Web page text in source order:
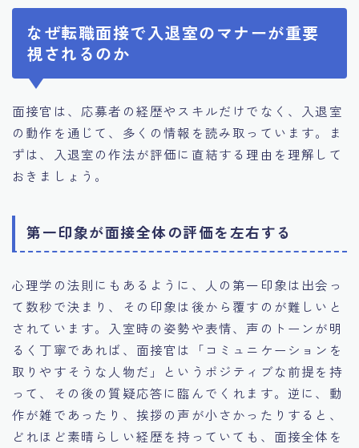
なぜ転職面接で入退室のマナーが重要
視されるのか
面接官は、応募者の経歴やスキルだけでなく、入退室
の動作を通じて、多くの情報を読み取っています。ま
ずは、入退室の作法が評価に直結する理由を理解して
おきましょう。
第一印象が面接全体の評価を左右する
心理学の法則にもあるように、人の第一印象は出会っ
て数秒で決まり、その印象は後から覆すのが難しいと
されています。入室時の姿勢や表情、声のトーンが明
るく丁寧であれば、面接官は「コミュニケーションを
取りやすそうな人物だ」というポジティブな前提を持
って、その後の質疑応答に臨んでくれます。逆に、動
作が雑であったり、挨拶の声が小さかったりすると、
どれほど素晴らしい経歴を持っていても、面接全体を